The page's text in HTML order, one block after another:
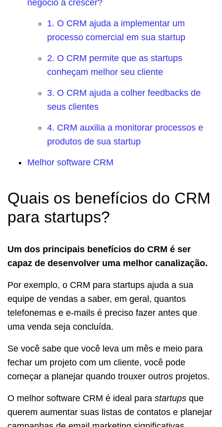
negócio a crescer?
1. O CRM ajuda a implementar um
processo comercial em sua startup
2. O CRM permite que as startups
conheçam melhor seu cliente
3. O CRM ajuda a colher feedbacks de
seus clientes
4. CRM auxilia a monitorar processos e
produtos de sua startup
Melhor software CRM
Quais os benefícios do CRM
para startups?
Um dos principais benefícios do CRM é ser
capaz de desenvolver uma melhor canalização.
Por exemplo, o CRM para startups ajuda a sua
equipe de vendas a saber, em geral, quantos
telefonemas e e-mails é preciso fazer antes que
uma venda seja concluída.
Se você sabe que você leva um mês e meio para
fechar um projeto com um cliente, você pode
começar a planejar quando trouxer outros projetos.
O melhor software CRM é ideal para startups que
querem aumentar suas listas de contatos e planejar